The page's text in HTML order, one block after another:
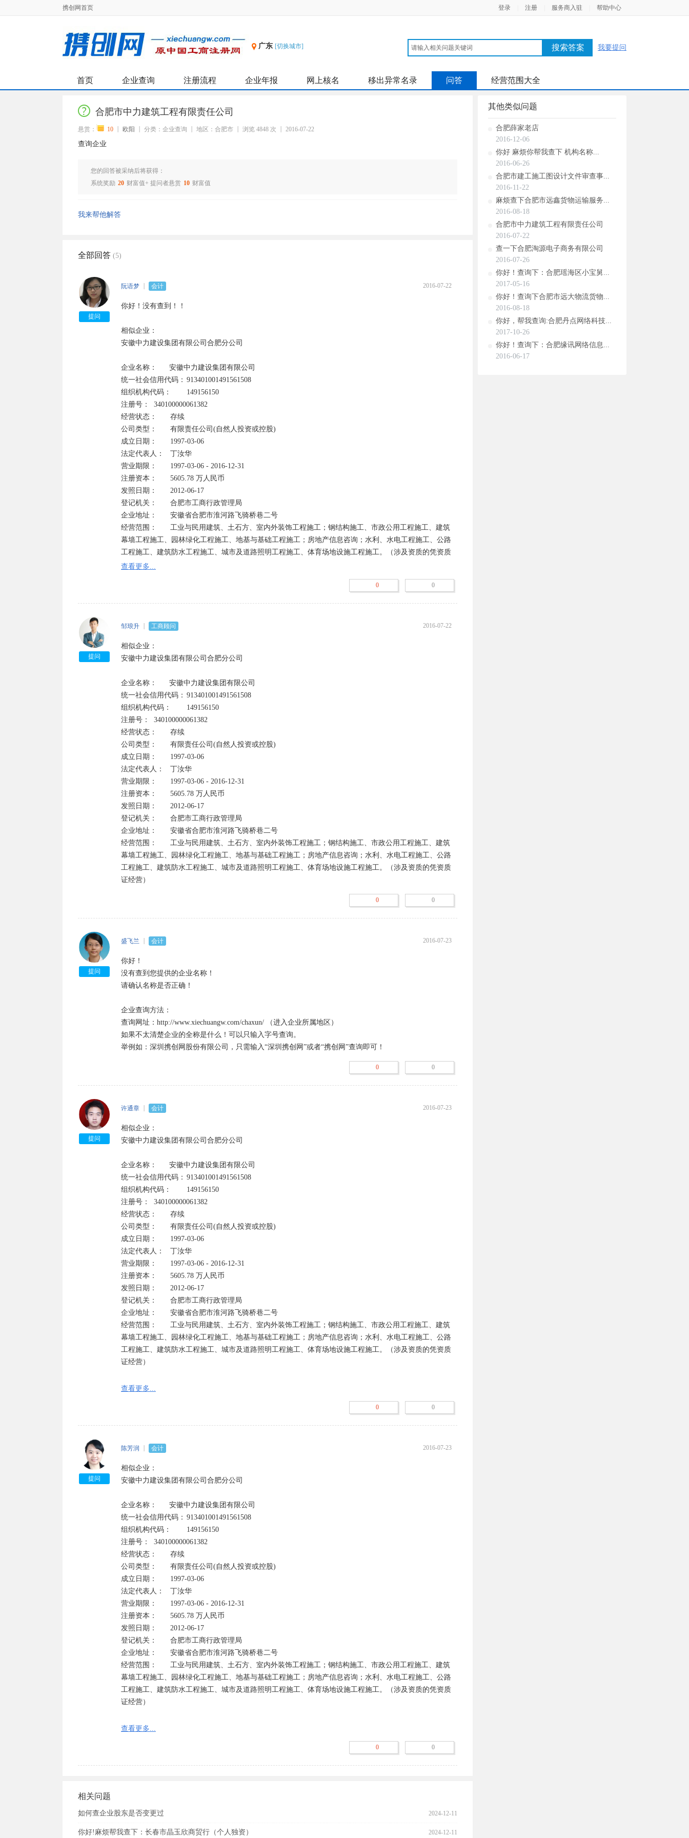
携创网首页 登录 注册 服务商入驻 帮助中心
广东 [切换城市] 搜索答案 我要提问
首页 企业查询 注册流程 企业年报 网上核名 移出异常名录 问答 经营范围大全
合肥市中力建筑工程有限责任公司
悬赏： 10 欧阳 分类：企业查询 地区：合肥市 浏览 4848 次 2016-07-22
查询企业
您的回答被采纳后将获得：
系统奖励 20 财富值+ 提问者悬赏 10 财富值
我来帮他解答
全部回答 (5)
提问
阮语梦 会计 2016-07-22
你好！没有查到！！
相似企业：
安徽中力建设集团有限公司合肥分公司
企业名称：      安徽中力建设集团有限公司
统一社会信用代码：	913401001491561508
组织机构代码：	149156150
注册号：	340100000061382
经营状态：	存续
公司类型：	有限责任公司(自然人投资或控股)
成立日期：	1997-03-06
法定代表人：	丁汝华
营业期限：	1997-03-06 - 2016-12-31
注册资本：	5605.78 万人民币
发照日期：	2012-06-17
登记机关：	合肥市工商行政管理局
企业地址：	安徽省合肥市淮河路飞骑桥巷二号
经营范围：	工业与民用建筑、土石方、室内外装饰工程施工；钢结构施工、市政公用工程施工、建筑
幕墙工程施工、园林绿化工程施工、地基与基础工程施工；房地产信息咨询；水利、水电工程施工、公路
工程施工、建筑防水工程施工、城市及道路照明工程施工、体育场地设施工程施工。（涉及资质的凭资质
证经营）
温馨提示：以上信息来源于工商部门仅供参考！要合作或者找工作等请多方面考察，预防被骗！
公司怎么样是否可信请自己多方面考察，有工商登记也可以是骗子公司。就像人一样，有身份证同样有好
1、经营状态存续是指：企业依法存在并继续正常运营。也被称作开业、正常、登记。
2、经营状态在业是指：企业正常开工生产，新建企业包括部分投产或试营业。
3、经营状态吊销;未注销是指：吊销企业营业执照，是工商局对违法企业作出的行政处罚。企业被吊销执
照后，应当依法进行清算，清算结束并办理工商注销登记后，该企业法人才归于消灭。
4、经营状态注销是指：企业已不复存在，丧失法人资格。
5、经营状态迁出是指：企业登记主管机关的变更，迁离某主管机关。
6、经营状态迁入是指：企业登记主管机关的变更，迁入某主管机关。
7、经营状态停业是指：由某种原因，企业在期末处于停止生产经营活动待条件改变后仍恢复生产。
8、经营状态清算是指：按章程规定解散以及由于破产、被吊销等其他原因宣布终止经营后，对企业的财
产、债权、债务进行全面清查，并进行收取债权，清偿债务和分配剩余财产的经济活动。
吊销和注销的区别：
1、两者的行为主体不同。吊销企业法人营业执照是企业登记管理机关的主动行为；注销企业法人营业执
照是企业的主动行为。
2、两者的性质不同。吊销是因企业违法行为而导致的一种行政处罚；注销则是企业终止的一种正常法律
行为。
3、两者的法律后果不同。吊销会给企业及其法定代表人和直接责行人带来一定限制，甚至应承担严重的
法律责任；注销是按照法律规定的程序结束公司主体资格，是一种受法律保护的后果，即使原股东有人冒
用公司名义继续开展活动也与原公司其它股东无关。
3、不能领养老保险；
4、公司每年会被税务局罚款2000-10000元；
5、会被阻止出境；
6、列入工商黑名单，以后不能再担任法人代表。
如发现经营状态为：“迁入”、“迁出”的，一定要核实一下实际的办公地点是否和工商上的一致。
如企业状态为：“停业”“清算”“注销”“吊销”的，请勿与其合作。
提示“该企业已列入经营异常名录”是什么意思：
1、因未依照《企业信息公示暂行条例》第八条规定的期限公示年度报告的；列入经营异常名录。
的；列入经营异常名录。
查看更多...
0 0
提问
邹琅升 工商顾问 2016-07-22
相似企业：
安徽中力建设集团有限公司合肥分公司
企业名称：      安徽中力建设集团有限公司
统一社会信用代码：	913401001491561508
组织机构代码：	149156150
注册号：	340100000061382
经营状态：	存续
公司类型：	有限责任公司(自然人投资或控股)
成立日期：	1997-03-06
法定代表人：	丁汝华
营业期限：	1997-03-06 - 2016-12-31
注册资本：	5605.78 万人民币
发照日期：	2012-06-17
登记机关：	合肥市工商行政管理局
企业地址：	安徽省合肥市淮河路飞骑桥巷二号
经营范围：	工业与民用建筑、土石方、室内外装饰工程施工；钢结构施工、市政公用工程施工、建筑
幕墙工程施工、园林绿化工程施工、地基与基础工程施工；房地产信息咨询；水利、水电工程施工、公路
工程施工、建筑防水工程施工、城市及道路照明工程施工、体育场地设施工程施工。（涉及资质的凭资质
证经营）
0 0
提问
盛飞兰 会计 2016-07-23
你好！
没有查到您提供的企业名称！
请确认名称是否正确！
企业查询方法：
查询网址：http://www.xiechuangw.com/chaxun/ （进入企业所属地区）
如果不太清楚企业的全称是什么！可以只输入字号查询。
举例如：深圳携创网股份有限公司，只需输入“深圳携创网”或者“携创网”查询即可！
0 0
提问
许通章 会计 2016-07-23
相似企业：
安徽中力建设集团有限公司合肥分公司
企业名称：      安徽中力建设集团有限公司
统一社会信用代码：	913401001491561508
组织机构代码：	149156150
注册号：	340100000061382
经营状态：	存续
公司类型：	有限责任公司(自然人投资或控股)
成立日期：	1997-03-06
法定代表人：	丁汝华
营业期限：	1997-03-06 - 2016-12-31
注册资本：	5605.78 万人民币
发照日期：	2012-06-17
登记机关：	合肥市工商行政管理局
企业地址：	安徽省合肥市淮河路飞骑桥巷二号
经营范围：	工业与民用建筑、土石方、室内外装饰工程施工；钢结构施工、市政公用工程施工、建筑
幕墙工程施工、园林绿化工程施工、地基与基础工程施工；房地产信息咨询；水利、水电工程施工、公路
工程施工、建筑防水工程施工、城市及道路照明工程施工、体育场地设施工程施工。（涉及资质的凭资质
证经营）
温馨提示：以上信息来源于工商部门仅供参考！要合作或者找工作等请多方面考察，预防被骗！
查看更多...
0 0
提问
陈芳润 会计 2016-07-23
相似企业：
安徽中力建设集团有限公司合肥分公司
企业名称：      安徽中力建设集团有限公司
统一社会信用代码：	913401001491561508
组织机构代码：	149156150
注册号：	340100000061382
经营状态：	存续
公司类型：	有限责任公司(自然人投资或控股)
成立日期：	1997-03-06
法定代表人：	丁汝华
营业期限：	1997-03-06 - 2016-12-31
注册资本：	5605.78 万人民币
发照日期：	2012-06-17
登记机关：	合肥市工商行政管理局
企业地址：	安徽省合肥市淮河路飞骑桥巷二号
经营范围：	工业与民用建筑、土石方、室内外装饰工程施工；钢结构施工、市政公用工程施工、建筑
幕墙工程施工、园林绿化工程施工、地基与基础工程施工；房地产信息咨询；水利、水电工程施工、公路
工程施工、建筑防水工程施工、城市及道路照明工程施工、体育场地设施工程施工。（涉及资质的凭资质
证经营）
温馨提示：以上信息来源于工商部门仅供参考！要合作或者找工作等请多方面考察，预防被骗！
查看更多...
0 0
相关问题
如何查企业股东是否变更过 2024-12-11
你好!麻烦帮我查下：长春市晶玉欣商贸行（个人独资） 2024-12-11
其他类似问题
合肥薛家老店
2016-12-06
你好 麻烦你帮我查下 机构名称...
2016-06-26
合肥市建工施工图设计文件审查事...
2016-11-22
麻烦查下合肥市远鑫货物运输服务...
2016-08-18
合肥市中力建筑工程有限责任公司
2016-07-22
查一下合肥淘源电子商务有限公司
2016-07-26
你好！查询下：合肥瑶海区小宝舅...
2017-05-16
你好！查询下合肥市远大物流货物...
2016-08-18
你好，帮我查询:合肥丹点网络科技...
2017-10-26
你好！查询下：合肥缘讯网络信息...
2016-06-17